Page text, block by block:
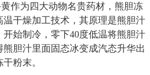
作为四大动物名贵药材，熊胆冻
干燥加工技术，其原理是熊胆汁
开始制冷，零下40度低温将熊胆汁
胆汁里面固态冰变成汽态升华出
粉末。